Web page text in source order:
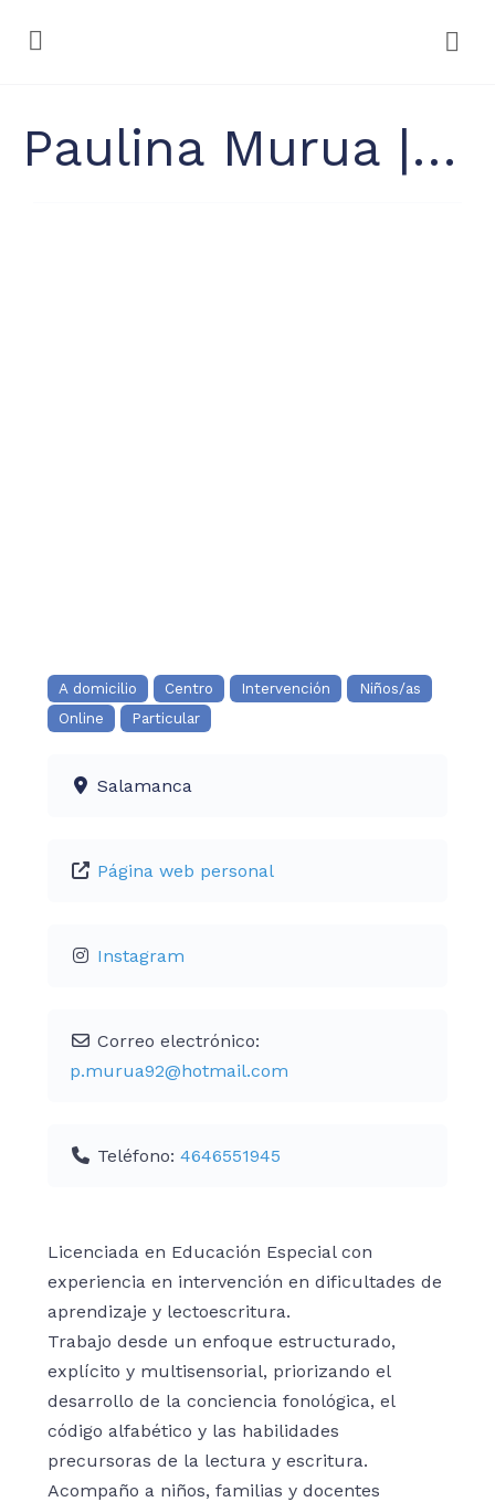
Paulina Murua | DIDILUEM
A domicilio Centro Intervención
Niños/as
Online
Particular
Salamanca
Página web personal
Instagram
Correo electrónico:
p.murua92@hotmail.com
Teléfono: 4646551945
Licenciada en Educación Especial con
experiencia en intervención en dificultades de
aprendizaje y lectoescritura.
Trabajo desde un enfoque estructurado,
explícito y multisensorial, priorizando el
desarrollo de la conciencia fonológica, el
código alfabético y las habilidades
precursoras de la lectura y escritura.
Acompaño a niños, familias y docentes